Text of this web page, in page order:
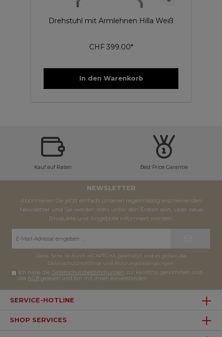
Drehstuhl mit Armlehnen Hilla Weiß
CHF 399.00*
In den Warenkorb
Kauf auf Raten Best Price Garantie
NEWSLETTER
Abonnieren Sie jetzt einfach unseren regelmässig erscheinenden
Newsletter und Sie werden stets unter den Ersten sein, über neue
Produkte und Angebote informiert werden.
Diese Seite ist durch reCAPTCHA geschützt und es gelten die
Datenschutzrichtlinie und Nutzungsbedingungen
Ich habe die Datenschutzbestimmungen zur Kenntnis genommen und
dieAGB gelesen und bin mit ihnen einverstanden.
SERVICE-HOTLINE
SHOP SERVICES